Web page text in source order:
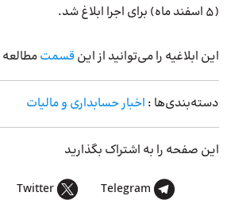
(۵ اسفند ماه) برای اجرا ابلاغ شد.
این ابلاغیه را می‌توانید از این قسمتمطالعه
دسته‌بندی‌ها : اخبار حسابداری و مالیات
این صفحه را به اشتراک بگذارید
Telegram
Twitter